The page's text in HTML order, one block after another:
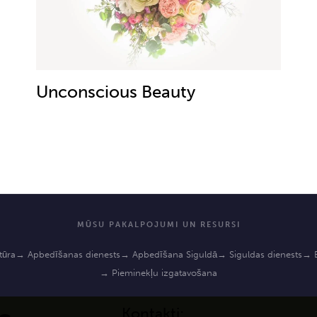
Unconscious Beauty
MŪSU PAKALPOJUMI UN RESURSI
→ Apbedīšanas dienests → Apbedīšana Siguldā→ Siguldas dienests →
→ Pieminekļu izgatavošana